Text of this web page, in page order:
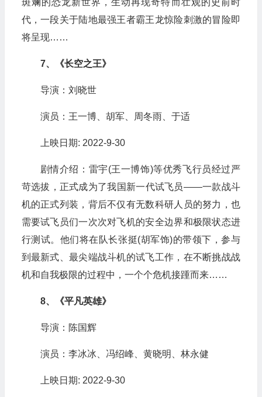
斑斓的恐龙新世界，生动再现奇特而壮观的史前时
代，一段关于陆地最强王者霸王龙惊险刺激的冒险即
将呈现……
7、《长空之王》
导演：刘晓世
演员：王一博、胡军、周冬雨、于适
上映日期: 2022-9-30
剧情介绍：雷宇(王一博饰)等优秀飞行员经过严
苛选拔，正式成为了我国新一代试飞员——一款战斗
机的正式列装，背后不仅有无数科研人员的努力，也
需要试飞员们一次次对飞机的安全边界和极限状态进
行测试。他们将在队长张挺(胡军饰)的带领下，参与
到最新式、最尖端战斗机的试飞工作，在不断挑战战
机和自我极限的过程中，一个个危机接踵而来……
8、《平凡英雄》
导演：陈国辉
演员：李冰冰、冯绍峰、黄晓明、林永健
上映日期: 2022-9-30